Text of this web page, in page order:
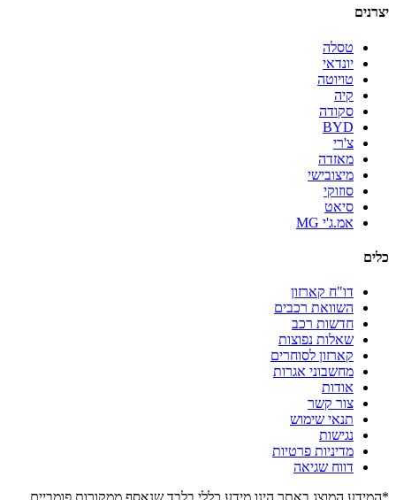
יצרנים
טסלה
יונדאי
טויוטה
קיה
סקודה
BYD
צ'רי
מאזדה
מיצובישי
סוזוקי
סיאט
אמ.ג'י MG
כלים
דו"ח קארזון
השוואת רכבים
חדשות רכב
שאלות נפוצות
קארזון לסוחרים
מחשבוני אגרות
אודות
צור קשר
תנאי שימוש
נגישות
מדיניות פרטיות
דווח שגיאה